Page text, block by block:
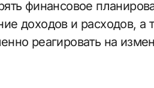
финансовое
доходов и расходов, а
реагировать на